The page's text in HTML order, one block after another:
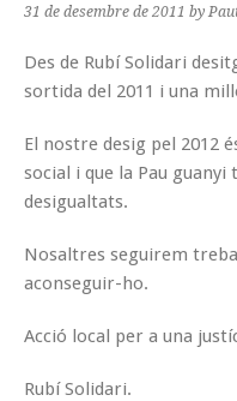
31 de desembre de 2011 by
Des de Rubí Solidari
sortida del 2011 i una
El nostre desig pel 2012
social i que la Pau
desigualtats.
Nosaltres seguirem
aconseguir-ho.
Acció local per a una
Rubí Solidari.